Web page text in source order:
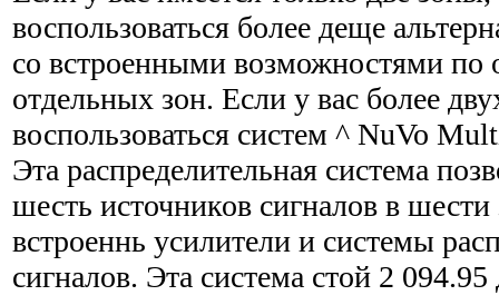
воспользоваться более деще
со встроенными возможностями по
отдельных зон. Если у вас более
воспользоваться систем ^ NuVo
Эта распределительная система
шесть источников сигналов в
встроеннь усилители и системы
сигналов. Эта система стой 2